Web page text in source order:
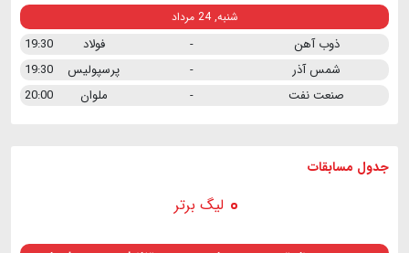
شنبه, 24 مرداد
ذوب آهن - فولاد
19:30
شمس آذر
- پرسپولیس
19:30
صنعت نفت
- ملوان 20:00
جدول مسابقات
لیگ برتر